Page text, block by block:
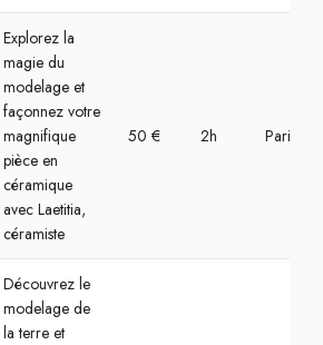
Explorez la
magie du
modelage et
façonnez votre
magnifique
pièce en
céramique
avec Laetitia,
céramiste
50 € 2h Paris,
Découvrez le
modelage de
la terre et